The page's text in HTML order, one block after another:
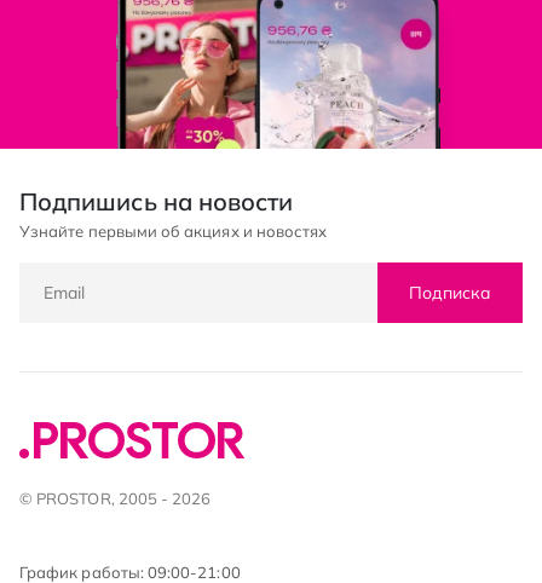
Подпишись на новости
Узнайте первыми об акциях и новостях
Подписка
© PROSTOR, 2005 - 2026
График работы: 09:00-21:00